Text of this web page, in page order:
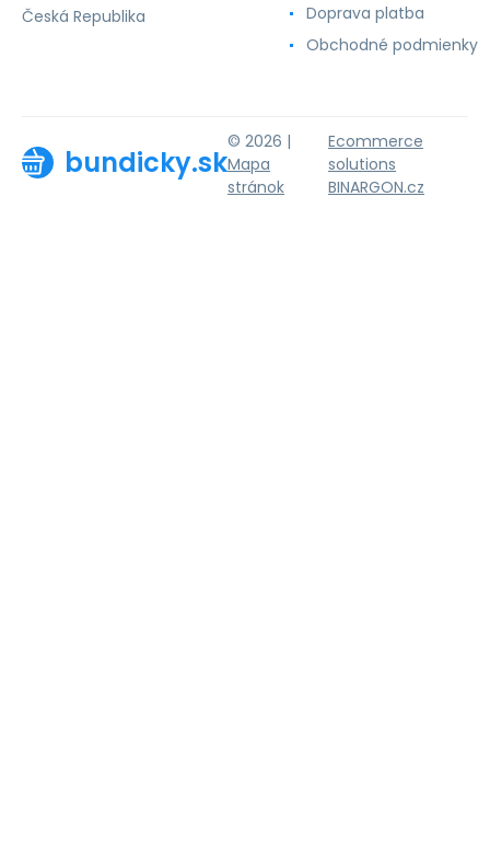
Česká Republika
Doprava platba
Obchodné podmienky
bundicky.sk
© 2026 |
Mapa
stránok
Ecommerce
solutions
BINARGON.cz